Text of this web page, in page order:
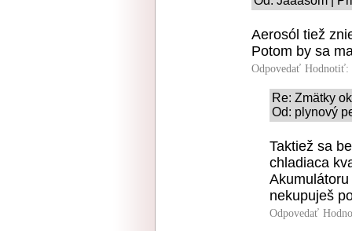
Aerosól tiež
Potom by sa
Odpovedať Hodnotiť:
Re: Zmätky
Od: plynový
Taktiež sa
chladiaca
nekupuješ
Odpovedať